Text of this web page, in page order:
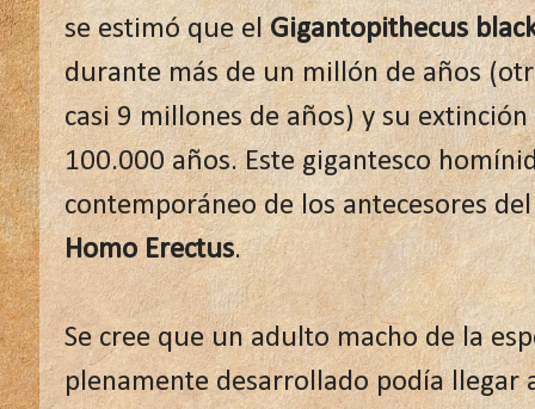
se estimó que elGigantopithecus
durante más de un millón de años
casi 9 millones de años) y su
100.000 años. Este gigantesco
contemporáneo de los antecesores
Homo Erectus.
Se cree que un adulto macho de la
plenamente desarrollado podía llegar